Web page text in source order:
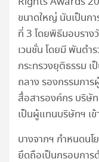
ขนาดใหญ่ นับเป็นก
ที่ 3 โดยพิธีมอบรา
เวนชั่น โดยมี พันตำ
กระทรวงยุติธรรม
ถลาง รองกรรมกา
สื่อสารองค์กร บริษั
เป็นผู้แทนบริษัทฯ เข้
บางจากฯ กำหนดน
ยึดถือเป็นกรอบการ